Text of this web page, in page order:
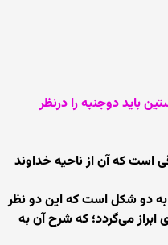
باید دوجنبه را درنظر
است که آن از ناحیه خداوند
به دو شکل است که این دو نظر
می‌گردد؛ که شرح آن به